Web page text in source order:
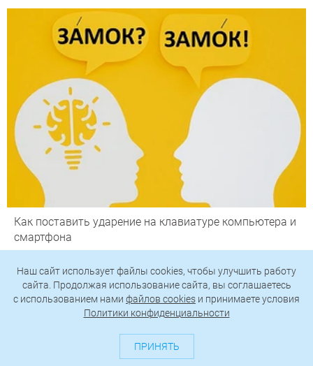
Как поставить ударение на клавиатуре компьютера и
смартфона
Наш сайт использует файлы cookies, чтобы улучшить работу
сайта. Продолжая использование сайта, вы соглашаетесь
c использованием нами файлов cookies и принимаете условия
Политики конфиденциальности
ПРИНЯТЬ